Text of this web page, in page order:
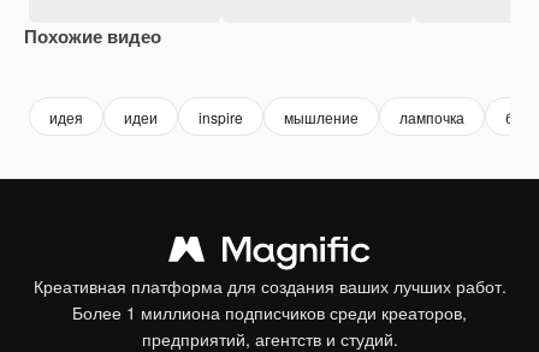
Похожие видео
идея идеи inspire мышление лампочка
Креативная платформа для создания ваших лучших работ.
Более 1 миллиона подписчиков среди креаторов,
предприятий, агентств и студий.